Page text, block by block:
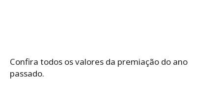
Confira todos os valores da premiação do ano
passado.